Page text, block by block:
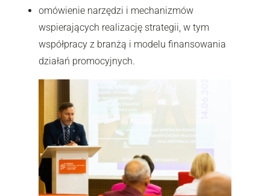
omówienie narzędzi i mechanizmów
wspierających realizację strategii, w tym
współpracy z branżą i modelu finansowania
działań promocyjnych.